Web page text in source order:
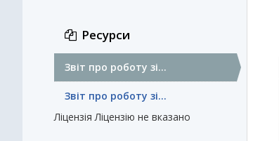
Ресурси
Звіт про роботу зі...
Звіт про роботу зі...
ЛіцензіяЛіцензію не вказано